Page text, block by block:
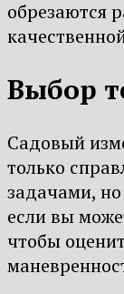
обрезаются
Выбор
Садовый
только
задачами,
если вы
чтобы